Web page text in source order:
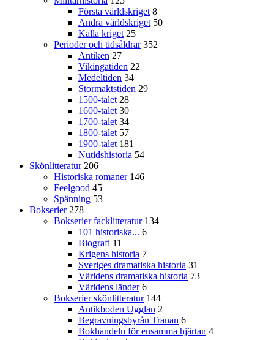
Första världskriget 8
Andra världskriget 50
Kalla kriget 25
Perioder och tidsåldrar 352
Antiken 27
Vikingatiden 22
Medeltiden 34
Stormaktstiden 29
1500-talet 28
1600-talet 30
1700-talet 34
1800-talet 57
1900-talet 181
Nutidshistoria 54
Skönlitteratur 206
Historiska romaner 146
Feelgood 45
Spänning 53
Bokserier 278
Bokserier facklitteratur 134
101 historiska... 6
Biografi 11
Krigens historia 7
Sveriges dramatiska historia 31
Världens dramatiska historia 73
Världens länder 6
Bokserier skönlitteratur 144
Antikboden Ugglan 2
Begravningsbyrån Tranan 6
Bokhandeln för ensamma hjärtan 4